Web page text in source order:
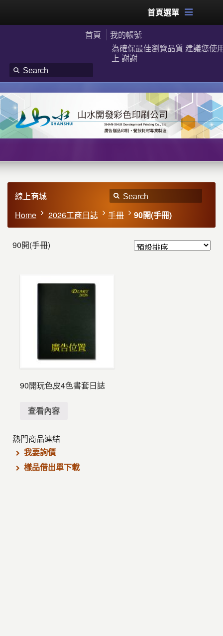
首頁選單
首頁
我的帳號
為確保最佳瀏覽品質 建議您使
上 謝謝
線上商城
Home
2026工商日誌 手冊 90開(手冊)
90開(手冊)
90開玩色皮4色書套日誌
查看內容
熱門商品連結
我要詢價
樣品借出單下載